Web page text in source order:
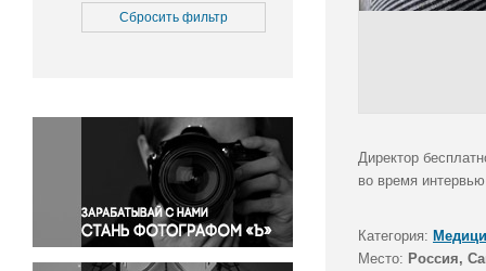
Медицина
Окружающая среда
Политика
Правосудие
Происшествия и конфликты
Религия
Светская жизнь
Сбросить фильтр
Директор
во время
Категория:
Место: Россия,